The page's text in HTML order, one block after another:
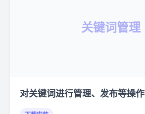
关键词管理
对关键词进行管理、发布等操作